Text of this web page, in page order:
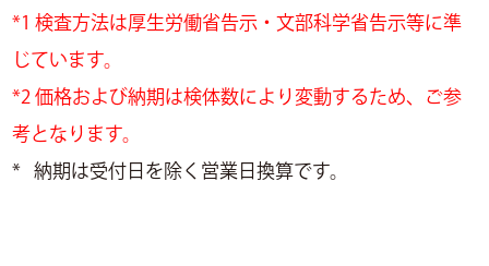
*1 検査方法は厚生労働省告示・文部科学省告示等に準
じています。
*2 価格および納期は検体数により変動するため、ご参
考となります。
* 納期は受付日を除く営業日換算です。